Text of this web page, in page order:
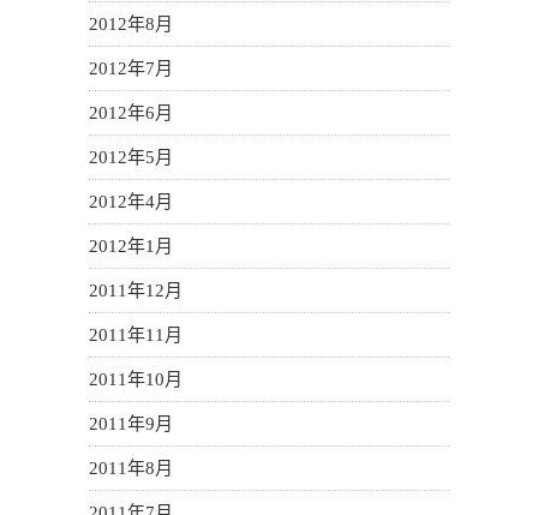
2012年8月
2012年7月
2012年6月
2012年5月
2012年4月
2012年1月
2011年12月
2011年11月
2011年10月
2011年9月
2011年8月